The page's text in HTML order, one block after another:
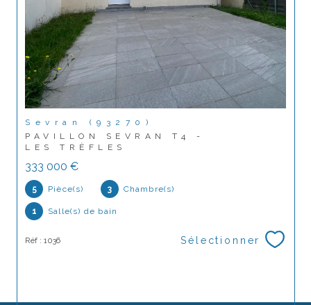
Sevran (93270)
PAVILLON SEVRAN T4 -
LES TRÈFLES
333 000 €
5 Pièce(s) 3 Chambre(s)
1 Salle(s) de bain
Réf : 1036 Sélectionner